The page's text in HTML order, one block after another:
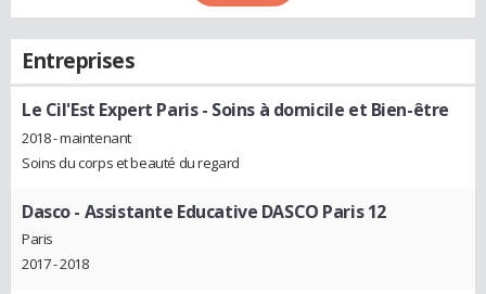
Entreprises
Le Cil'Est Expert Paris- Soins à domicile et Bien-être
2018 - maintenant
Soins du corps et beauté du regard
Dasco- Assistante Educative DASCO Paris 12
Paris
2017 - 2018